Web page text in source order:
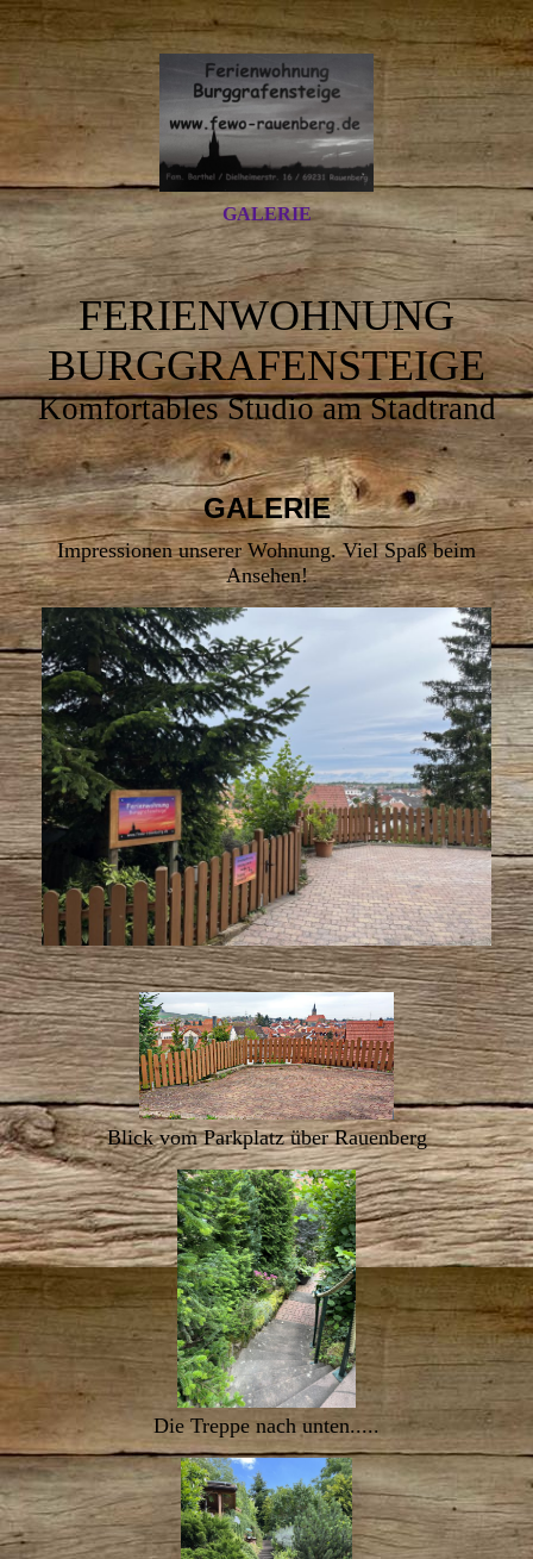
GALERIE
FERIENWOHNUNG
BURGGRAFENSTEIGE
Komfortables Studio am Stadtrand
GALERIE
Impressionen unserer Wohnung. Viel Spaß beim
Ansehen!
Blick vom Parkplatz über Rauenberg
Die Treppe nach unten.....